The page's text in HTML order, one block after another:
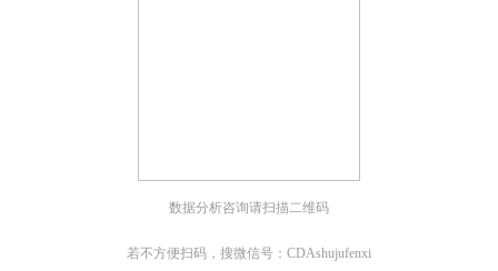
数据分析咨询请扫描二维码
若不方便扫码，搜微信号：CDAshujufenxi